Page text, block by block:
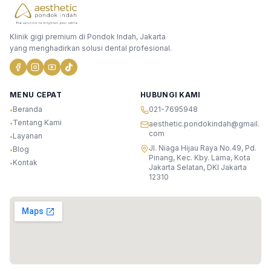
Klinik gigi premium di Pondok Indah, Jakarta
yang menghadirkan solusi dental profesional.
MENU CEPAT
•Beranda
•Tentang Kami
•Layanan
•Blog
•Kontak
HUBUNGI KAMI
021-7695948
aesthetic.pondokindah@gmail.
com
Jl. Niaga Hijau Raya No.49, Pd.
Pinang, Kec. Kby. Lama, Kota
Jakarta Selatan, DKI Jakarta
12310